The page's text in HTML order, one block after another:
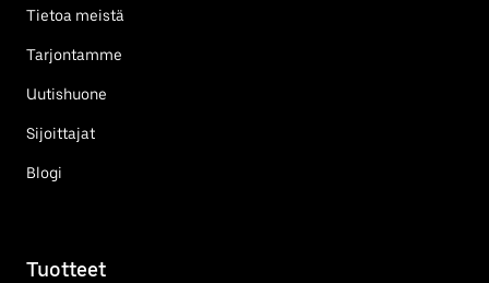
Tietoa meistä
Tarjontamme
Uutishuone
Sijoittajat
Blogi
Tuotteet